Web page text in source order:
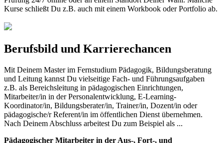
Kurse schließt Du z.B. auch mit einem Workbook oder Portfolio ab.
Berufsbild und Karrierechancen
Mit Deinem Master im Fernstudium Pädagogik, Bildungsberatung
und Leitung kannst Du vielseitige Fach- und Führungsaufgaben
z.B. als Bereichsleitung in pädagogischen Einrichtungen,
Mitarbeiter/in in der Personalentwicklung, E-Learning-
Koordinator/in, Bildungsberater/in, Trainer/in, Dozent/in oder
pädagogische/r Referent/in im öffentlichen Dienst übernehmen.
Nach Deinem Abschluss arbeitest Du zum Beispiel als ...
Pädagogischer Mitarbeiter in der Aus-, Fort-, und